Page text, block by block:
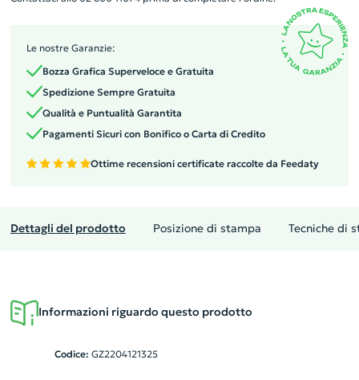
Le nostre Garanzie:
Bozza Grafica Superveloce e Gratuita
Spedizione Sempre Gratuita
Qualità e Puntualità Garantita
Pagamenti Sicuri con Bonifico o Carta di Credito
Ottime recensioni certificate raccolte da Feedaty
Dettagli del prodotto Posizione di stampa Tecniche di
Informazioni riguardo questo prodotto
Codice: GZ2204121325